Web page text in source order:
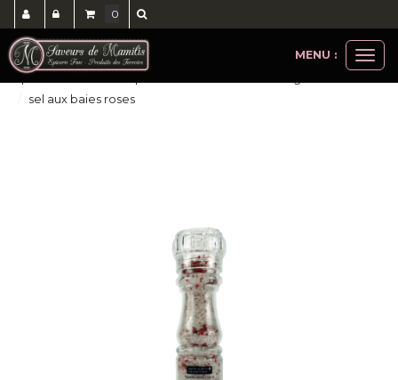
le
MENU :
epicerie salée
sel aux baies roses
0